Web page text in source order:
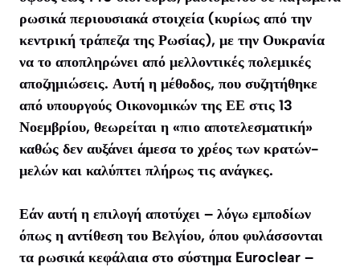
ρωσικά περιουσιακά στοιχεία (κυρίως από την
κεντρική τράπεζα της Ρωσίας), με την Ουκρανία
να το αποπληρώνει από μελλοντικές πολεμικές
αποζημιώσεις. Αυτή η μέθοδος, που συζητήθηκε
από υπουργούς Οικονομικών της ΕΕ στις 13
Νοεμβρίου, θεωρείται η «πιο αποτελεσματική»
καθώς δεν αυξάνει άμεσα το χρέος των κρατών-
μελών και καλύπτει πλήρως τις ανάγκες.
Εάν αυτή η επιλογή αποτύχει – λόγω εμποδίων
όπως η αντίθεση του Βελγίου, όπου φυλάσσονται
τα ρωσικά κεφάλαια στο σύστημα Euroclear –